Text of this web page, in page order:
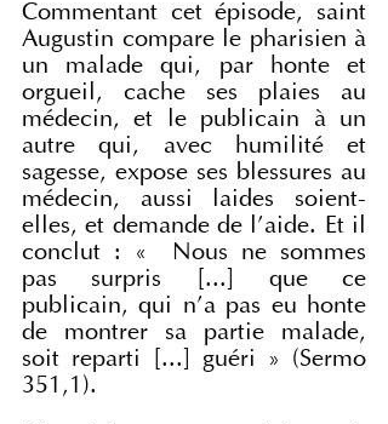
Commentant cet épisode, saint
Augustin compare le pharisien à
un malade qui, par honte et
orgueil, cache ses plaies au
médecin, et le publicain à un
autre qui, avec humilité et
sagesse, expose ses blessures au
médecin, aussi laides soient-
elles, et demande de l'aide. Et il
conclut : «  Nous ne sommes
pas surpris [...] que ce
publicain, qui n'a pas eu honte
de montrer sa partie malade,
soit reparti [...] guéri » (Sermo
351,1).